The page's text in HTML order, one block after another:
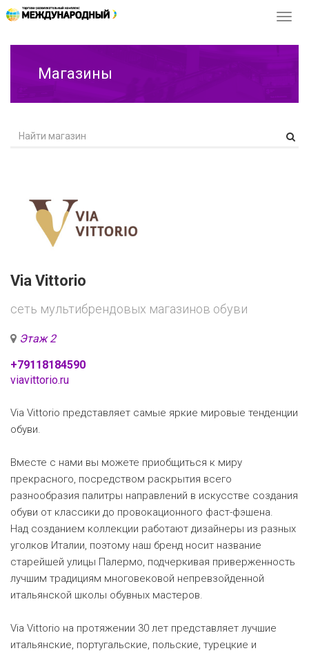
Магазины
Via Vittorio
сеть мультибрендовых магазинов обуви
Этаж 2
+79118184590
viavittorio.ru
Via Vittorio представляет самые яркие мировые тенденции
обуви.
Вместе с нами вы можете приобщиться к миру
прекрасного, посредством раскрытия всего
разнообразия палитры направлений в искусстве создания
обуви от классики до провокационного фаст-фэшена.
Над созданием коллекции работают дизайнеры из разных
уголков Италии, поэтому наш бренд носит название
старейшей улицы Палермо, подчеркивая приверженность
лучшим традициям многовековой непревзойденной
итальянской школы обувных мастеров.
Via Vittorio на протяжении 30 лет представляет лучшие
итальянские, португальские, польские, турецкие и